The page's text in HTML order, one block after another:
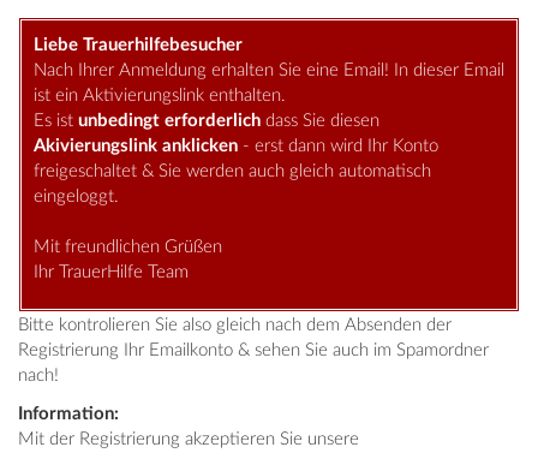
Liebe Trauerhilfebesucher
Nach Ihrer Anmeldung erhalten Sie eine Email! In dieser Email
ist ein Aktivierungslink enthalten.
Es ist unbedingt erforderlich dass Sie diesen
Akivierungslink anklicken - erst dann wird Ihr Konto
freigeschaltet & Sie werden auch gleich automatisch
eingeloggt.
Mit freundlichen Grüßen
Ihr TrauerHilfe Team
Bitte kontrolieren Sie also gleich nach dem Absenden der
Registrierung Ihr Emailkonto & sehen Sie auch im Spamordner
nach!
Information:
Mit der Registrierung akzeptieren Sie unsere